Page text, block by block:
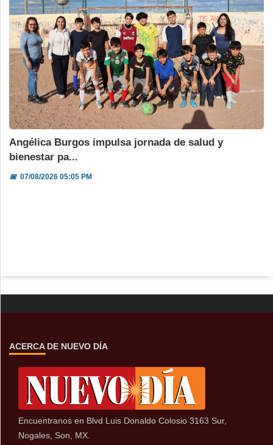
Angélica Burgos impulsa jornada de salud y
bienestar pa...
📅07/08/2026 05:05 PM
ACERCA DE NUEVO DÍA
Encuentranos en Blvd Luis Donaldo Colosio 3163 Sur,
Nogales, Son, MX.